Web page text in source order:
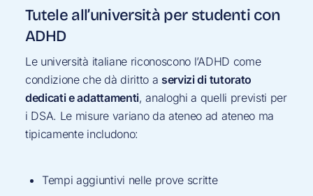
Tutele all’università per studenti con
ADHD
Le università italiane riconoscono l’ADHD come
condizione che dà diritto a servizi di tutorato
dedicati e adattamenti, analoghi a quelli previsti per
i DSA. Le misure variano da ateneo ad ateneo ma
tipicamente includono:
Tempi aggiuntivi nelle prove scritte